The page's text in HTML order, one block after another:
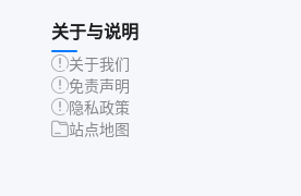
关于与说明
关于我们
免责声明
隐私政策
站点地图